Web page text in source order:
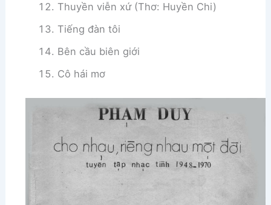
Thuyền viễn xứ (Thơ: Huyền Chi)
Tiếng đàn tôi
Bên cầu biên giới
Cô hái mơ